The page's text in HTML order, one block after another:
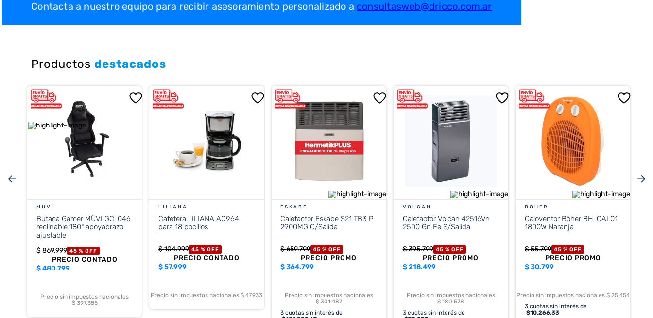
Contacta a nuestro equipo para recibir asesoramiento personalizado a consultasweb@dricco.com.ar
Productos destacados
MÜVI
Butaca Gamer MÜVI GC-046
reclinable 180º apoyabrazo
ajustable
$869.999 45 % OFF
PRECIO CONTADO
$480.799
Precio sin impuestos nacionales
$ 397.355
LILIANA
Cafetera LILIANA AC964
para 18 pocillos
$104.999 45 % OFF
PRECIO CONTADO
$57.999
Precio sin impuestos nacionales $ 47.933
ESKABE
Calefactor Eskabe S21 TB3 P
2900MG C/Salida
$659.799 45 % OFF
PRECIO PROMO
$364.799
Precio sin impuestos nacionales
$ 301.487
3 cuotas sin interés de
VOLCAN
Calefactor Volcan 42516Vn
2500 Gn Ee S/Salida
$395.799 45 % OFF
PRECIO PROMO
$218.499
Precio sin impuestos nacionales
$ 180.578
3cuotas sin interés de
BÖHER
Caloventor Böher BH-CAL01
1800W Naranja
$55.799 45 % OFF
PRECIO PROMO
$30.799
Precio sin impuestos nacionales $ 25.454
3cuotas sin interés de
$10.266,33